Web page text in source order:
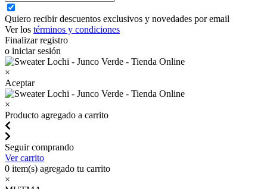
Quiero recibir descuentos exclusivos y novedades por email
Ver los términos y condiciones
Finalizar registro
o iniciar sesión
×
Aceptar
×
Producto agregado a carrito
Seguir comprando
Ver carrito
0 item(s) agregado tu carrito
×